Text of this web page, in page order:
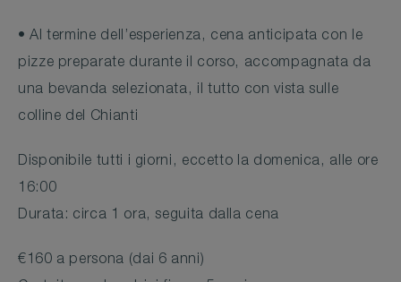
• Al termine dell’esperienza, cena anticipata con le
pizze preparate durante il corso, accompagnata da
una bevanda selezionata, il tutto con vista sulle
colline del Chianti
Disponibile tutti i giorni, eccetto la domenica, alle ore
16:00
Durata: circa 1 ora, seguita dalla cena
€160 a persona (dai 6 anni)